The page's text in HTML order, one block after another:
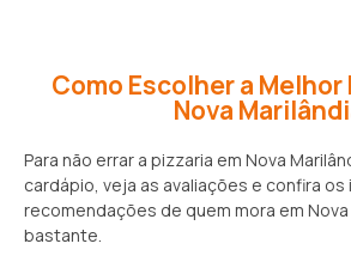
Como Escolher a Melhor
Nova
Para não errar a pizzaria em Nova
cardápio, veja as avaliações e confira
recomendações de quem mora em
bastante.